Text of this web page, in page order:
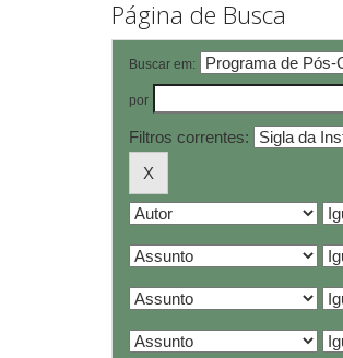
Página de Busca
Buscar em:
por
Filtros correntes: